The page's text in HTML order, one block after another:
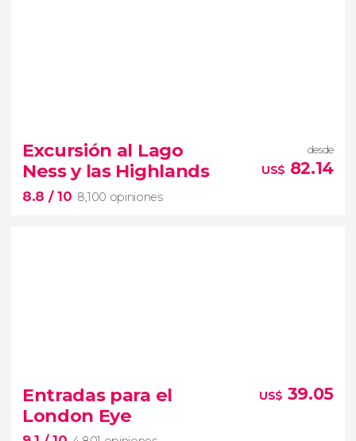
1,764 opiniones
tour por los escenarios de Outlander
lugares de Escocia
Excursión al Lago
Ness y las Highlands
8.8 / 10 8,100 opiniones
desde
US$ 82.14
8,100 opiniones
excursión desde Edimburgo
Entradas para el
London Eye
US$ 39.05